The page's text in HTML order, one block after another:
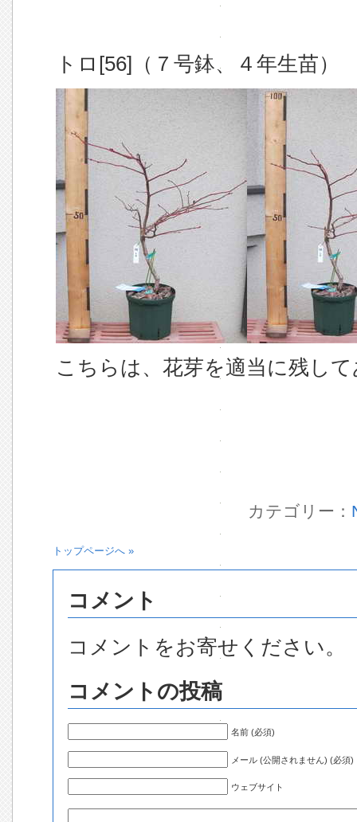
トロ[56]（７号鉢、４年生苗）
こちらは、花芽を適当に残し
カテゴリー：
トップページへ »
コメント
コメントをお寄せください。
コメントの投稿
名前 (必須)
メール (公開されません) (必須)
ウェブサイト